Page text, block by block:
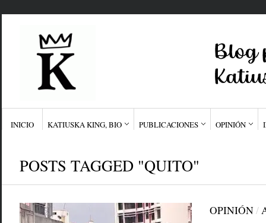
INICIO KATIUSKA KING, BIO PUBLICACIONES OPINIÓN
POSTS TAGGED "QUITO"
OPINIÓN/